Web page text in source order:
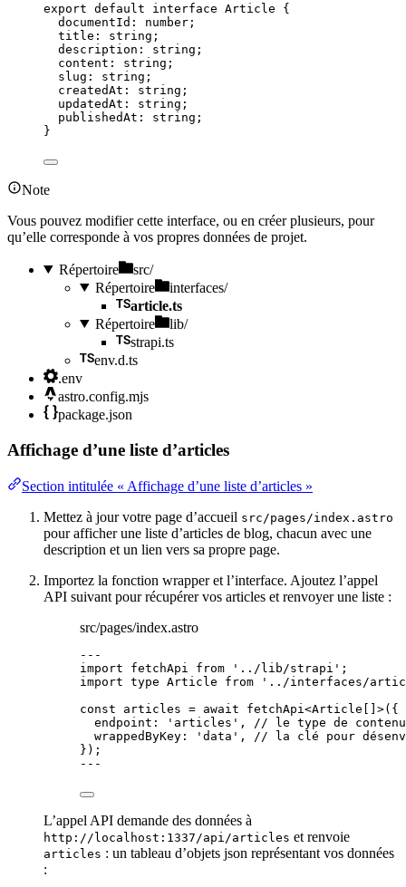
export default interface Article {
documentId : number ;
title : string ;
description : string ;
content : string ;
slug : string ;
createdAt : string ;
updatedAt : string ;
publishedAt : string ;
}
Note
Vous pouvez modifier cette interface, ou en créer plusieurs, pour
qu’elle corresponde à vos propres données de projet.
Répertoire
src/
Répertoire
interfaces/
article.ts
Répertoire
lib/
strapi.ts
env.d.ts
.env
astro.config.mjs
package.json
Affichage d’une liste d’articles
Section intitulée « Affichage d’une liste d’articles »
Mettez à jour votre page d’accueil src/pages/index.astro
pour afficher une liste d’articles de blog, chacun avec une
description et un lien vers sa propre page.
Importez la fonction wrapper et l’interface. Ajoutez l’appel
API suivant pour récupérer vos articles et renvoyer une liste :
src/pages/index.astro
---
import fetchApi from ' ../lib/strapi ' ;
import type Article from ' ../interfaces/
const articles = await fetchApi<Article >( {
endpoint:
' articles ' , // le type de
wrappedByKey:
' data ' , // la clé pour
} );
---
L’appel API demande des données à
http://localhost:1337/api/articles et renvoie
articles : un tableau d’objets json représentant vos données
: